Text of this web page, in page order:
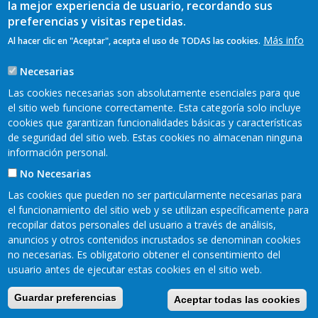
del Oriente de Asturias, Territorio Leader"
Asociación para el Desarrollo Rural e Integral del Oriente de
Asturias.
TAGS
Pie
de
Mapa web
Aviso legal
Política de privacidad
Cookies
Accesibilidad
la mejor experiencia de usuario, recordando sus
preferencias y visitas repetidas.
Al hacer clic en "Aceptar", acepta el uso de TODAS las cookies. Más info
Necesarias
Las cookies necesarias son absolutamente esenciales para que
el sitio web funcione correctamente. Esta categoría solo incluye
cookies que garantizan funcionalidades básicas y características
de seguridad del sitio web. Estas cookies no almacenan ninguna
información personal.
No Necesarias
Las cookies que pueden no ser particularmente necesarias para
el funcionamiento del sitio web y se utilizan específicamente para
recopilar datos personales del usuario a través de análisis,
anuncios y otros contenidos incrustados se denominan cookies
no necesarias. Es obligatorio obtener el consentimiento del
usuario antes de ejecutar estas cookies en el sitio web.
Guardar preferencias Aceptar todas las cookies